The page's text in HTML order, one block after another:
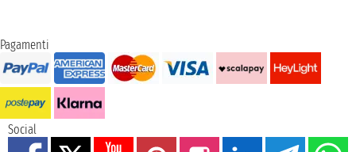
Pagamenti
Social